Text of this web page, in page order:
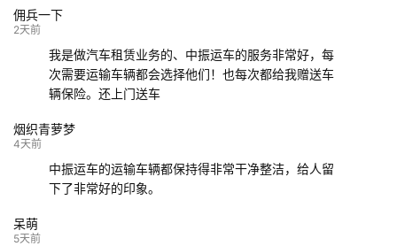
佣兵一下
2天前
我是做汽车租赁业务的、中振运车的服务非常好，每
次需要运输车辆都会选择他们！也每次都给我赠送车
辆保险。还上门送车
烟织青萝梦
4天前
中振运车的运输车辆都保持得非常干净整洁，给人留
下了非常好的印象。
呆萌
5天前